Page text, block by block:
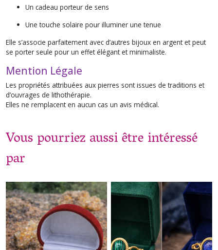
Un cadeau porteur de sens
Une touche solaire pour illuminer une tenue
Elle s’associe parfaitement avec d’autres bijoux en argent et peut
se porter seule pour un effet élégant et minimaliste.
Mention Légale
Les propriétés attribuées aux pierres sont issues de traditions et
d’ouvrages de lithothérapie.
Elles ne remplacent en aucun cas un avis médical.
Vous pourriez aussi être intéressé
par